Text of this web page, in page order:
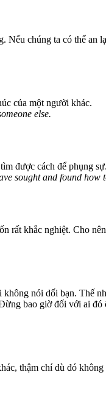
chúng ta có thể an
của một người khác.
else.
được cách để phụng sự.
sought and found how
rất khắc nghiệt. Cho
nói dối bạn. Thế
bao giờ đối với ai
thậm chí dù đó không